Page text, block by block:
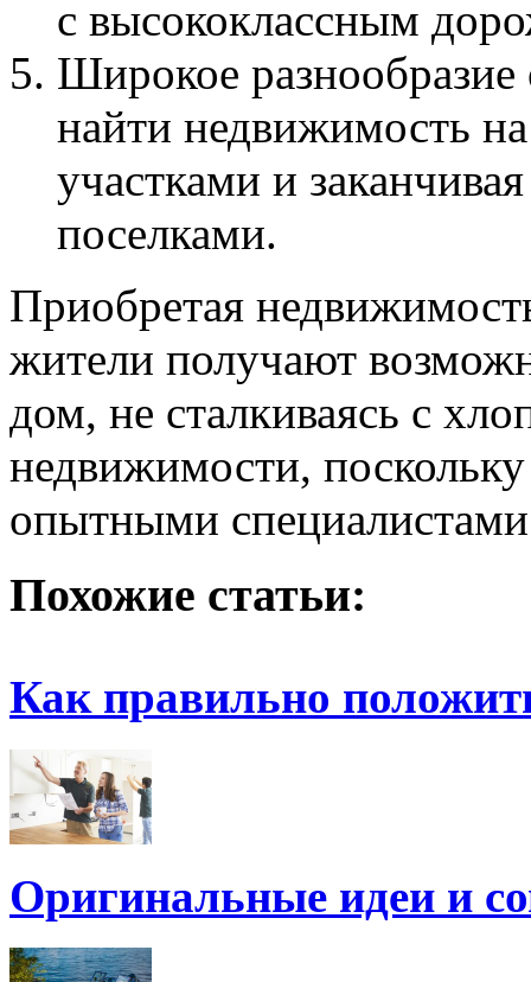
с высококлассным
Широкое разнообразие
найти недвижимость
участками и
поселками.
Приобретая
жители получают
дом, не сталкиваясь с
недвижимости,
опытными
Похожие статьи:
Как правильно
Оригинальные идеи и